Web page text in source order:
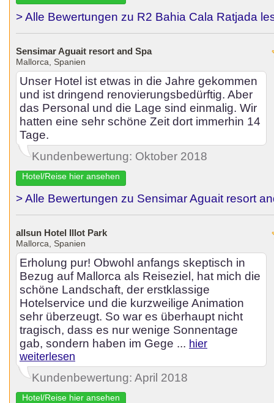
> Alle Bewertungen zu R2 Bahia Cala Ratjada
Sensimar Aguait resort and Spa
Mallorca, Spanien
Unser Hotel ist etwas in die Jahre gekommen
und ist dringend renovierungsbedürftig. Aber
das Personal und die Lage sind einmalig. Wir
hatten eine sehr schöne Zeit dort immerhin 14
Tage.
Kundenbewertung: Oktober 2018
Hotel/Reise hier ansehen
> Alle Bewertungen zu Sensimar Aguait resort
allsun Hotel Illot Park
Mallorca, Spanien
Erholung pur! Obwohl anfangs skeptisch in
Bezug auf Mallorca als Reiseziel, hat mich die
schöne Landschaft, der erstklassige
Hotelservice und die kurzweilige Animation
sehr überzeugt. So war es überhaupt nicht
tragisch, dass es nur wenige Sonnentage
gab, sondern haben im Gege ... hier
weiterlesen
Kundenbewertung: April 2018
Hotel/Reise hier ansehen